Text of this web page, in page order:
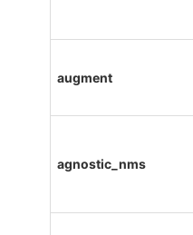
augment
agnostic_nms